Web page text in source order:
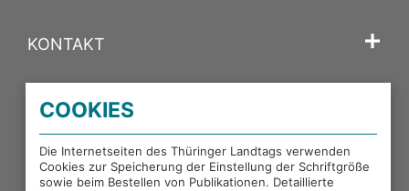
KONTAKT
PORTALE DES THÜRINGER LANDTAGS
COOKIES
Die Internetseiten des Thüringer Landtags verwenden
Cookies zur Speicherung der Einstellung der Schriftgröße
sowie beim Bestellen von Publikationen. Detaillierte